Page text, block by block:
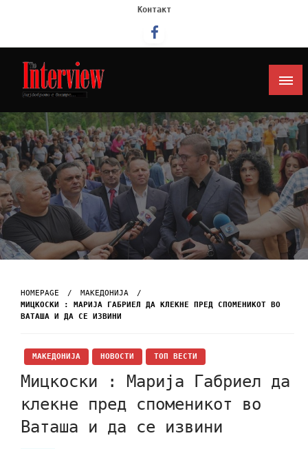
Контакт
Интервју
HOMEPAGE
МАКЕДОНИЈА
МИЦКОСКИ : МАРИЈА ГАБРИЕЛ ДА КЛЕКНЕ ПРЕД СПОМЕНИКОТ ВО
ВАТАША И ДА СЕ ИЗВИНИ
МАКЕДОНИЈА НОВОСТИ ТОП ВЕСТИ
Мицкоски : Марија Габриел да
клекне пред споменикот во
Ваташа и да се извини